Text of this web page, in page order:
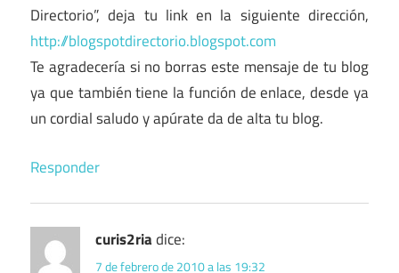
Directorio”, deja tu link en la siguiente dirección,
http://blogspotdirectorio.blogspot.com
Te agradecería si no borras este mensaje de tu blog
ya que también tiene la función de enlace, desde ya
un cordial saludo y apúrate da de alta tu blog.
Responder
curis2riadice:
7 de febrero de 2010 a las 19:32